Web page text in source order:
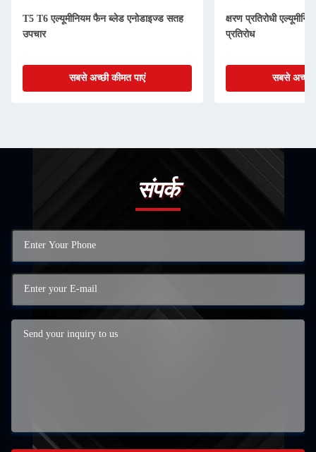
T5 T6 एल्यूमीनियम फैन ब्लेड एनोडाइज्ड सतह
उपचार
सबसे अच्छी कीमत पाएं
क्षरण प्रतिरोधी
प्रतिरोध
सबसे अच्छी
संपर्क